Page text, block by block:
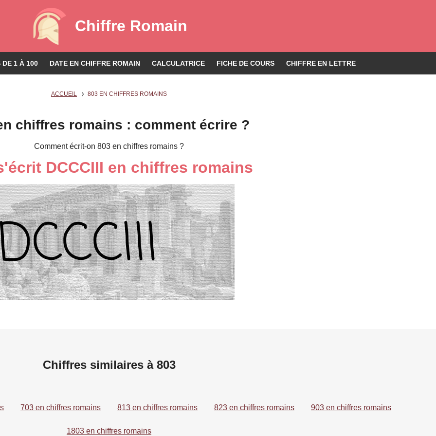
Chiffre Romain
DE 1 À 100 DATE EN CHIFFRE ROMAIN CALCULATRICE FICHE DE COURS CHIFFRE EN LETTRE
ACCUEIL 803 EN CHIFFRES ROMAINS
chiffres romains : comment écrire ?
Comment écrit-on 803 en chiffres romains ?
DCCCIII en chiffres romains
Chiffres similaires à 803
703 en chiffres romains 813 en chiffres romains 823 en chiffres romains 903 en chiffres romains
1803 en chiffres romains